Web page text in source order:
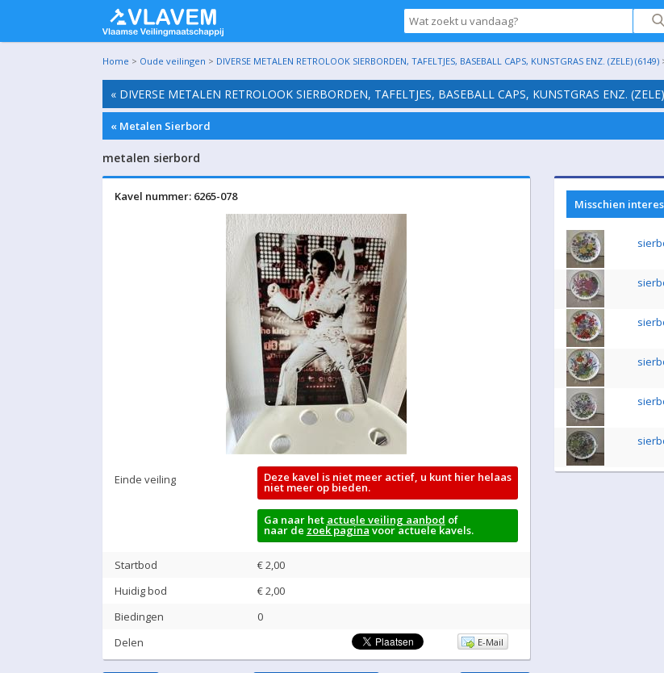
Home > Oude veilingen > DIVERSE METALEN RETROLOOK SIERBORDEN, TAFELTJES, BASEBALL CAPS, KUNSTGRAS ENZ. (ZELE) (6149)
« DIVERSE METALEN RETROLOOK SIERBORDEN, TAFELTJES, BASEBALL CAPS, KUNSTGRAS ENZ.
« Metalen Sierbord
metalen sierbord
Kavel nummer: 6265-078
Einde veiling Deze kavel is niet meer actief, u kunt hier helaas
niet meer op bieden.
Ga naar het actuele veiling aanbod of
naar de zoek paginavoor actuele kavels.
Startbod
€ 2,00
Huidig bod
€2,00
Biedingen
0
Delen
E-Mail
Misschien